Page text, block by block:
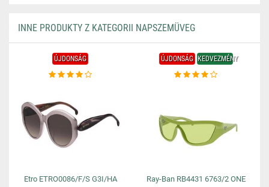
INNE PRODUKTY Z KATEGORII NAPSZEMÜVEG
ÚJDONSÁG
Etro ETRO0086/F/S G3I/HA
ÚJDONSÁG KEDVEZMÉNY
Ray-Ban RB4431 6763/2 ONE